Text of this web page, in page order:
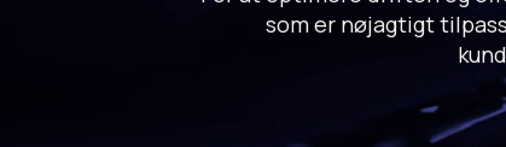
som er nøjagtigt